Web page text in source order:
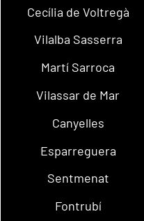
Cecília de Voltregà
Vilalba Sasserra
Martí Sarroca
Vilassar de Mar
Canyelles
Esparreguera
Sentmenat
Fontrubí